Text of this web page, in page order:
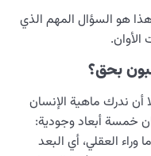
0/26
0/15
0/22
هو السؤال المهم الذي
بحق؟
أن ندرك ماهية الإنسان
خمسة أبعاد وجودية:
وراء العقلي، أي البعد